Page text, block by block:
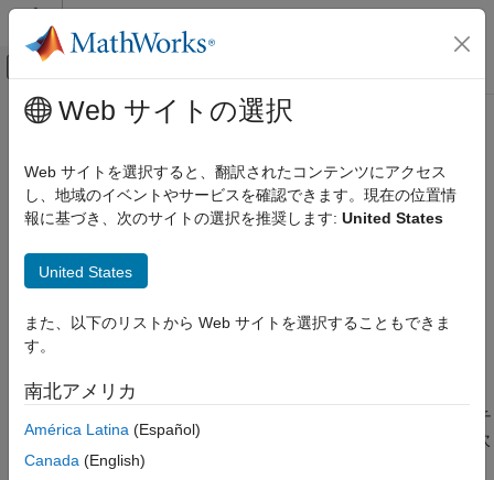
コンテンツへスキップ
オフキャンバス ナビゲーション メ
ドキュメンテーションのホーム
Image Processing Toolbox
インポート、エクスポートおよび変換
書き込み
raw2planar
項目一覧
説明
メインコンテンツ
raw2planar
Bayer パターン カラー フィルター配列 (CFA) イメージからセン
サー素子イメージへの分離
ページ内をすべて折りたたむ
構文
I = raw2planar(cfa)
説明
のチ
ャネルを、個々のセンサー素子ごとに 1 つのチャネルをもつ多次
元イメージIに分離します。
Web サイトの選択
Web サイトを選択すると、翻訳されたコンテンツにアクセス
し、地域のイベントやサービスを確認できます。現在の位置情
報に基づき、次のサイトの選択を推奨します: United States
United States
また、以下のリストから Web サイトを選択することもできま
す。
南北アメリカ
América Latina (Español)
Canada (English)